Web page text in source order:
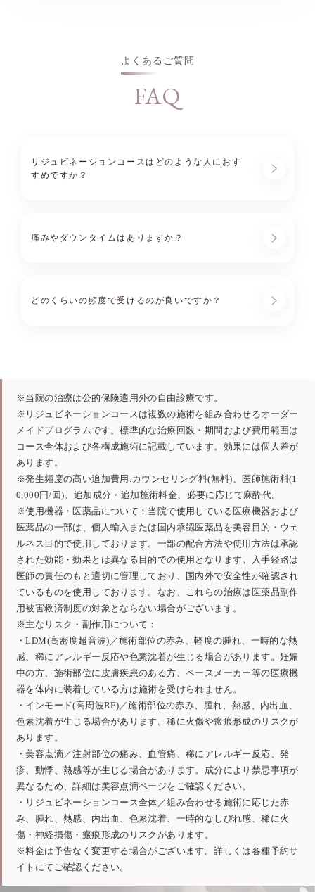
よくあるご質問
FAQ
リジュビネーションコースはどのような人におす
すめですか？
痛みやダウンタイムはありますか？
どのくらいの頻度で受けるのが良いですか？
※当院の治療は公的保険適用外の自由診療です。
※リジュビネーションコースは複数の施術を組み合わせるオーダー
メイドプログラムです。標準的な治療回数・期間および費用範囲は
コース全体および各構成施術に記載しています。効果には個人差が
あります。
※発生頻度の高い追加費用:カウンセリング料(無料)、医師施術料(1
0,000円/回)、追加成分・追加施術料金、必要に応じて麻酔代。
※使用機器・医薬品について：当院で使用している医療機器および
医薬品の一部は、個人輸入または国内承認医薬品を美容目的・ウェ
ルネス目的で使用しております。一部の配合方法や使用方法は承認
された効能・効果とは異なる目的での使用となります。入手経路は
医師の責任のもと適切に管理しており、国内外で安全性が確認され
ているものを使用しております。なお、これらの治療は医薬品副作
用被害救済制度の対象とならない場合がございます。
※主なリスク・副作用について：
・LDM(高密度超音波)／施術部位の赤み、軽度の腫れ、一時的な熱
感、稀にアレルギー反応や色素沈着が生じる場合があります。妊娠
中の方、施術部位に皮膚疾患のある方、ペースメーカー等の医療機
器を体内に装着している方は施術を受けられません。
・インモード(高周波RF)／施術部位の赤み、腫れ、熱感、内出血、
色素沈着が生じる場合があります。稀に火傷や瘢痕形成のリスクが
あります。
・美容点滴／注射部位の痛み、血管痛、稀にアレルギー反応、発
疹、動悸、熱感等が生じる場合があります。成分により禁忌事項が
異なるため、詳細は美容点滴ページをご確認ください。
・リジュビネーションコース全体／組み合わせる施術に応じた赤
み、腫れ、熱感、内出血、色素沈着、一時的なしびれ感、稀に火
傷・神経損傷・瘢痕形成のリスクがあります。
※料金は予告なく変更する場合がございます。詳しくは各種予約サ
イトにてご確認ください。